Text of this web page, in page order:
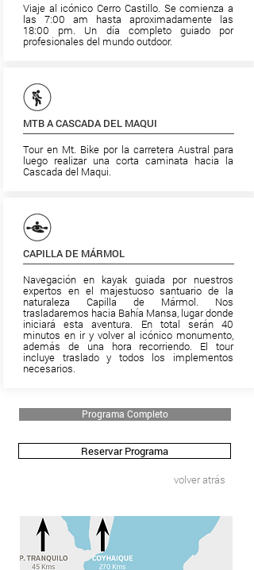
Viaje al icónico Cerro Castillo. Se comienza a
las 7:00 am hasta aproximadamente las
18:00 pm. Un día completo guiado por
profesionales del mundo outdoor.
MTB A CASCADA DEL MAQUI
Tour en Mt. Bike por la carretera Austral para
luego realizar una corta caminata hacia la
Cascada del Maqui.
CAPILLA DE MÁRMOL
Navegación en kayak guiada por nuestros
expertos en el majestuoso santuario de la
naturaleza Capilla de Mármol. Nos
trasladaremos hacia Bahía Mansa, lugar donde
iniciará esta aventura. En total serán 40
minutos en ir y volver al icónico monumento,
además de una hora recorriendo. El tour
incluye traslado y todos los implementos
necesarios.
Programa Completo
Reservar Programa
volver atrás